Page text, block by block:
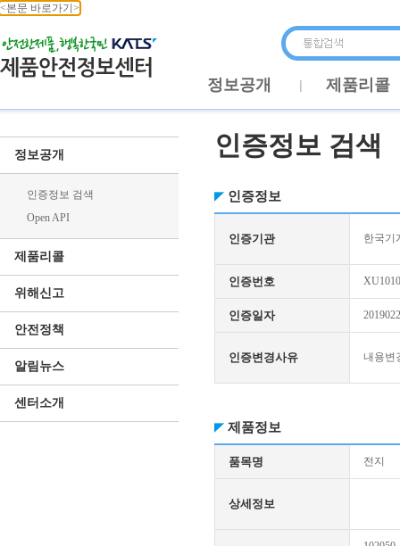
<본문 바로가기>
정보공개 제품리콜
정보공개
인증정보 검색
Open API
제품리콜
위해신고
안전정책
알림뉴스
센터소개
인증정보 검색
인증정보
인증기관 한국기
인증번호
인증일자
인증변경사유 내용변
제품정보
품목명 전지
상세정보